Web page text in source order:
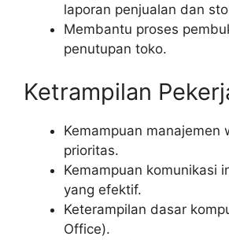
laporan penjualan dan
Membantu proses
penutupan toko.
Ketrampilan
Kemampuan manajemen
prioritas.
Kemampuan komunikasi
yang efektif.
Keterampilan dasar
Office).